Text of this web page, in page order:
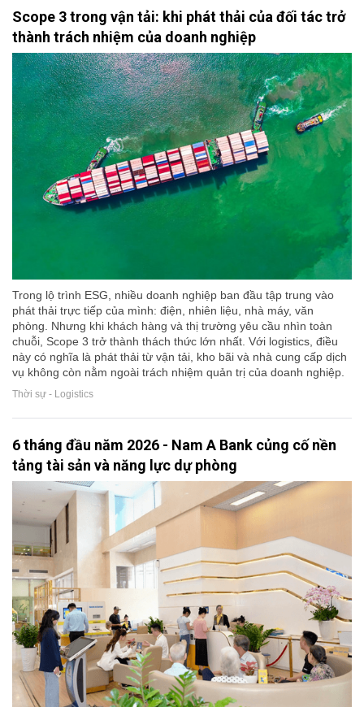
Scope 3 trong vận tải: khi phát thải của đối tác trở
thành trách nhiệm của doanh nghiệp
Trong lộ trình ESG, nhiều doanh nghiệp ban đầu tập trung vào
phát thải trực tiếp của mình: điện, nhiên liệu, nhà máy, văn
phòng. Nhưng khi khách hàng và thị trường yêu cầu nhìn toàn
chuỗi, Scope 3 trở thành thách thức lớn nhất. Với logistics, điều
này có nghĩa là phát thải từ vận tải, kho bãi và nhà cung cấp dịch
vụ không còn nằm ngoài trách nhiệm quản trị của doanh nghiệp.
Thời sự - Logistics
6 tháng đầu năm 2026 - Nam A Bank củng cố nền
tảng tài sản và năng lực dự phòng